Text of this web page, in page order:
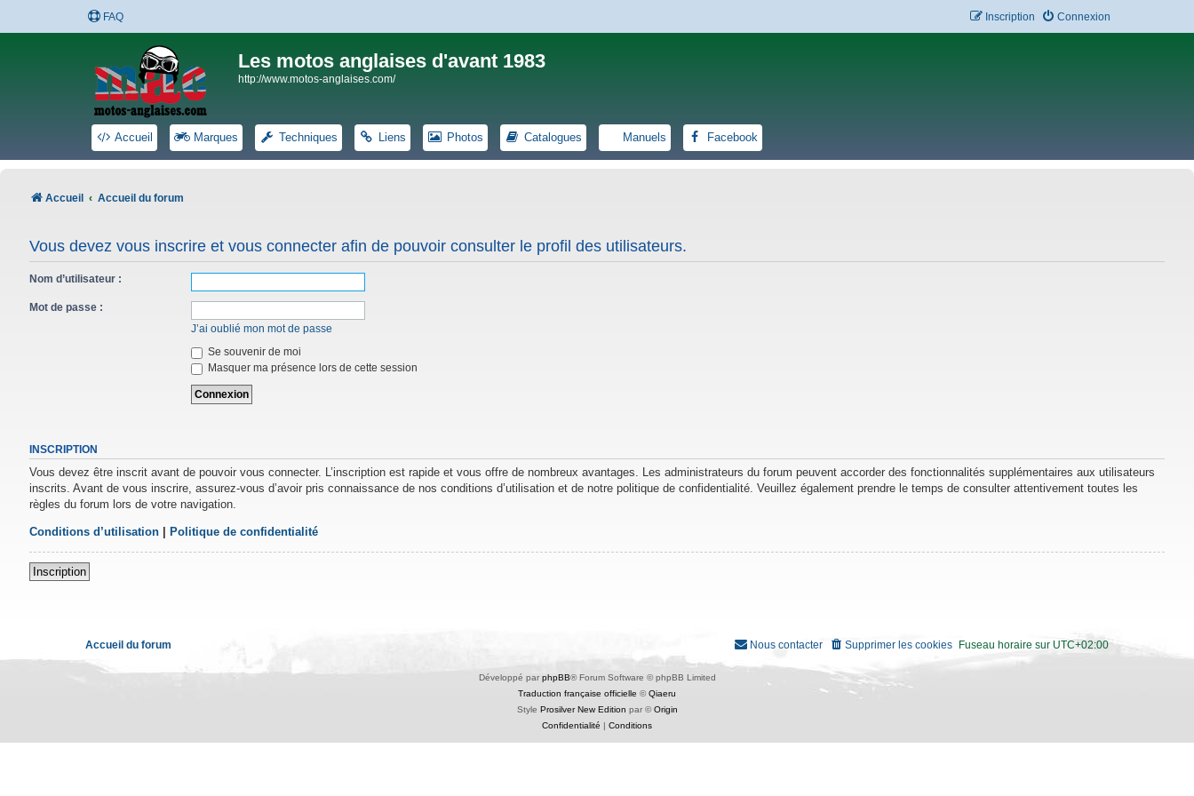
FAQ Connexion
Inscription
Les motos anglaises d'avant 1983
http://www.motos-anglaises.com/
Accueil Marques Techniques Liens Photos Catalogues Manuels Facebook
Accueil Accueil du forum
Vous devez vous inscrire et vous connecter afin de pouvoir consulter le profil des utilisateurs.
Nom d’utilisateur :
Mot de passe :
J’ai oublié mon mot de passe
Se souvenir de moi
Masquer ma présence lors de cette session
INSCRIPTION
Vous devez être inscrit avant de pouvoir vous connecter. L’inscription est rapide et vous offre de nombreux avantages. Les administrateurs du forum peuvent accorder des fonctionnalités supplémentaires aux utilisateurs
inscrits. Avant de vous inscrire, assurez-vous d’avoir pris connaissance de nos conditions d’utilisation et de notre politique de confidentialité. Veuillez également prendre le temps de consulter attentivement toutes les
règles du forum lors de votre navigation.
Conditions d’utilisation Politique de confidentialité
Inscription
Accueil du forum Fuseau horaire sur UTC+02:00
Supprimer les cookies
Nous contacter
Développé par phpBB® Forum Software © phpBB Limited
Traduction française officielle ©Qiaeru
Style Prosilver New Edition par ©Origin
Confidentialité
Conditions